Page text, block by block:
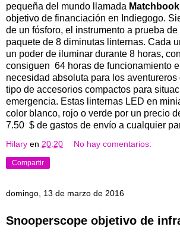
pequeña del mundo llamada Matchbook
objetivo de financiación en Indiegogo.
de un fósforo, el instrumento a prueba
paquete de 8 diminutas linternas. Cada
un poder de iluminar durante 8 horas,
consiguen 64 horas de funcionamiento
necesidad absoluta para los
tipo de accesorios compactos para
emergencia. Estas linternas LED en
color blanco, rojo o verde por un precio
7.50 $ de gastos de envío a cualquier
Hilary en 20:20 No hay comentarios:
Compartir
domingo, 13 de marzo de 2016
Snooperscope objetivo de